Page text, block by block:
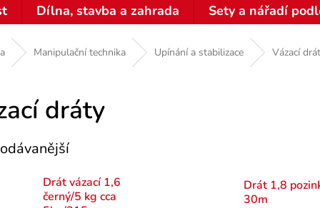
Dílna, stavba a zahrada Sety a nářadí
Manipulační technika Upínání a stabilizace Vázací
dráty
Drát vázací 1,6
černý/5 kg cca
Drát 1,8
30m